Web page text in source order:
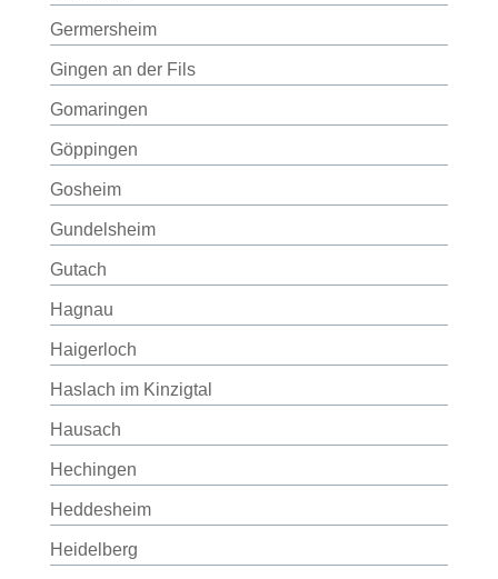
Germersheim
Gingen an der Fils
Gomaringen
Göppingen
Gosheim
Gundelsheim
Gutach
Hagnau
Haigerloch
Haslach im Kinzigtal
Hausach
Hechingen
Heddesheim
Heidelberg